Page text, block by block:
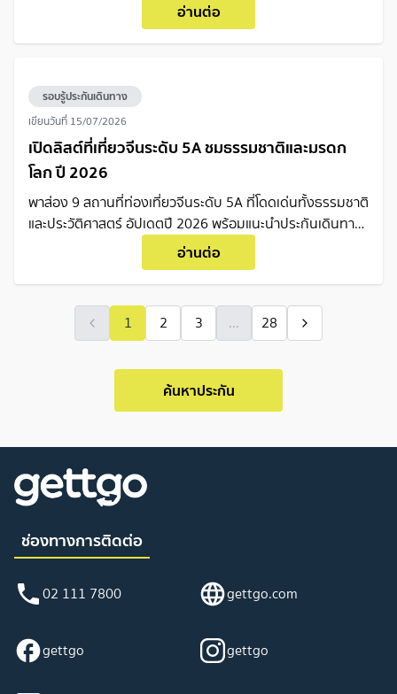
อ่านต่อ
รอบรู้ประกันเดินทาง
เขียนวันที่ 15/07/2026
เปิดลิสต์ที่เที่ยวจีนระดับ 5A ชมธรรมชาติและมรดก
โลก ปี 2026
พาส่อง 9 สถานที่ท่องเที่ยวจีนระดับ 5A ที่โดดเด่นทั้งธรรมชาติ
และประวัติศาสตร์ อัปเดตปี 2026 พร้อมแนะนำประกันเดินทาง
จีนเพื่อเพลิดเพลินตลอดทริปได้อย่างมั่นใจ
อ่านต่อ
1 2 3 ... 28
ค้นหาประกัน
ช่องทางการติดต่อ
02 111 7800 gettgo.com
gettgo gettgo